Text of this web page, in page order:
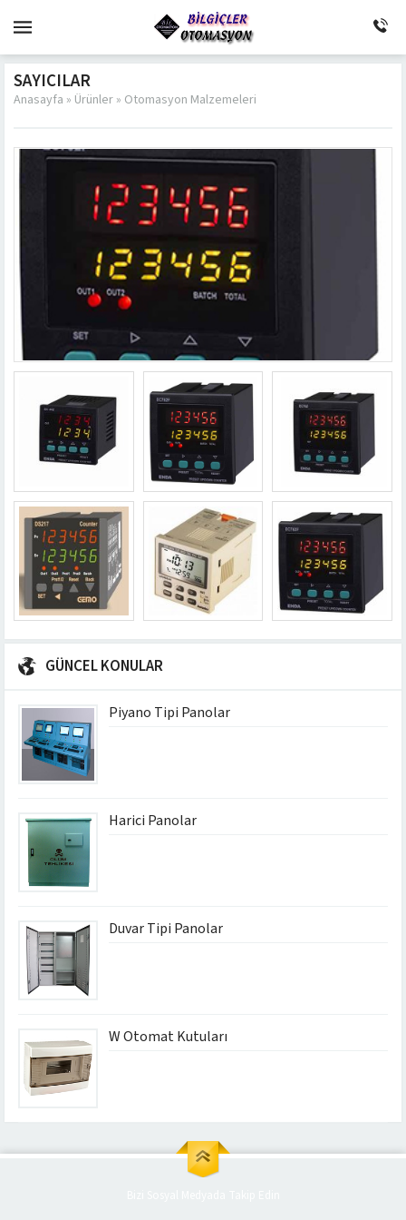
SAYICILAR
Anasayfa » Ürünler » Otomasyon Malzemeleri
GÜNCEL KONULAR
Piyano Tipi Panolar
Harici Panolar
Duvar Tipi Panolar
W Otomat Kutuları